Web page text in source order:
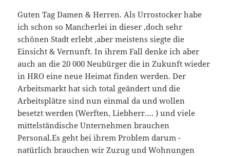
Guten Tag Damen & Herren. Als Urrostocker habe
ich schon so Mancherlei in dieser ,doch sehr
schönen Stadt erlebt ,aber meistens siegte die
Einsicht & Vernunft. In ihrem Fall denke ich aber
auch an die 20 000 Neubürger die in Zukunft wieder
in HRO eine neue Heimat finden werden. Der
Arbeitsmarkt hat sich total geändert und die
Arbeitsplätze sind nun einmal da und wollen
besetzt werden (Werften, Liebherr…. ) und viele
mittelständische Unternehmen brauchen
Personal.Es geht bei ihrem Problem darum -
natürlich brauchen wir Zuzug und Wohnungen